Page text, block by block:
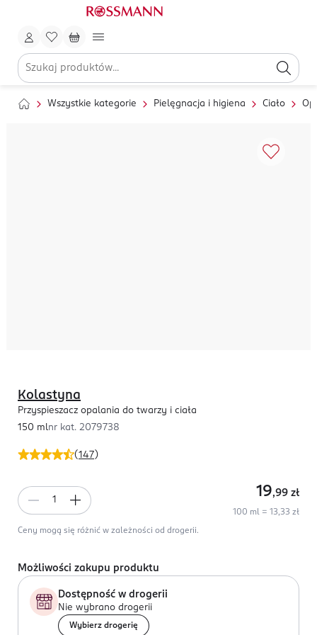
Wszystkie kategorie Pielęgnacja i higiena Ciało
(147)
Kolastyna
Przyspieszacz opalania do twarzy i ciała
150 mlnr kat. 2079738
19,99 zł
100 ml = 13,33 zł
Ceny mogą się różnić w zależności od drogerii.
Możliwości zakupu produktu
Dostępność w drogerii
Nie wybrano drogerii
Wybierz drogerię